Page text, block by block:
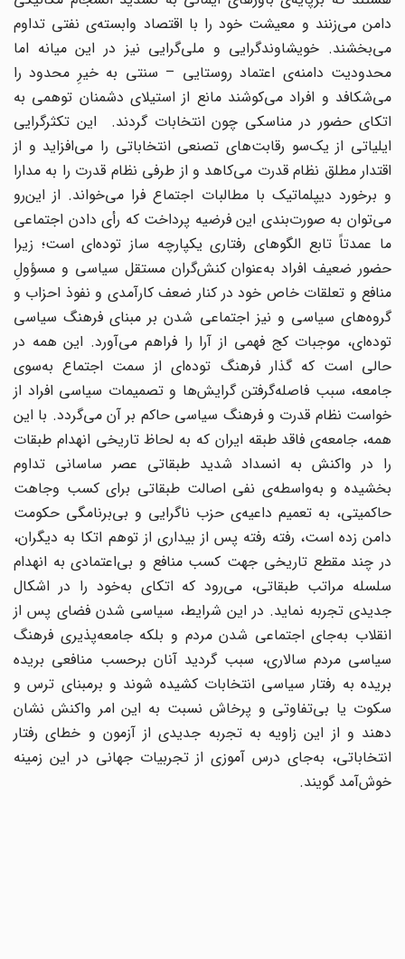
دامن می‌زنند و معیشت خود را با اقتصاد وابسته‌‌ی نفتی تداوم
می‌بخشند. خویشاوند‌گرایی و ملی‌گرایی نیز در این میانه اما
محدودیت دامنه‌ی اعتماد روستایی – سنتی به خیرِ محدود را
می‌شکافد و افراد می‌کوشند مانع از استیلای دشمنان توهمی به
اتکای حضور در مناسکی چون انتخابات گردند. این تکثر‌گرایی
ایلیاتی از یک‌سو رقابت‌های تصنعی انتخاباتی را می‌افزاید و از
اقتدار مطلق نظام قدرت می‌کاهد و از طرفی نظام قدرت را به مدارا
و برخورد دیپلماتیک با مطالبات اجتماع فرا می‌خواند. از این‌رو
می‌توان به صورت‌بندی این فرضیه پرداخت که رأی دادن اجتماعی
ما عمدتاً تابع الگوهای رفتاری یکپارچه ساز توده‌ای است؛ زیرا
حضور ضعیف افراد به‌عنوان کنش‌گران مستقل سیاسی و مسؤولِ
منافع و تعلقات خاص خود در کنار ضعف کارآمدی و نفوذ احزاب و
گروه‌های سیاسی و نیز اجتماعی شدن بر مبنای فرهنگ سیاسی
توده‌ای، موجبات کج فهمی از آرا را فراهم می‌آورد. این همه در
حالی است که گذار فرهنگ توده‌ای از سمت اجتماع به‌سوی
جامعه، سبب فاصله‌گرفتن گرایش‌ها و تصمیمات سیاسی افراد از
خواست نظام قدرت و فرهنگ سیاسی حاکم بر آن می‌گردد. با این
همه، جامعه‌ی فاقد طبقه ایران که به لحاظ تاریخی انهدام طبقات
را در واکنش به انسداد شدید طبقاتی عصر ساسانی تداوم
بخشیده و به‌واسطه‌ی نفی اصالت طبقاتی برای کسب وجاهت
حاکمیتی، به تعمیم داعیه‌ی حزب ناگرایی و بی‌برنامگی حکومت
دامن زده است، رفته رفته پس از بیداری از توهم اتکا به دیگران،
در چند مقطع تاریخی جهت کسب منافع و بی‌اعتمادی به انهدام
سلسله مراتب طبقاتی، می‌رود که اتکای به‌خود را در اشکال
جدیدی تجربه نماید. در این شرایط، سیاسی شدن فضای پس از
انقلاب به‌جای اجتماعی شدن مردم و بلکه جامعه‌پذیری فرهنگ
سیاسی مردم سالاری، سبب گردید آنان برحسب منافعی بریده
بریده به رفتار سیاسی انتخابات کشیده شوند و برمبنای ترس و
سکوت یا بی‌تفاوتی و پرخاش نسبت به این امر واکنش نشان
دهند و از این زاویه به تجربه جدیدی از آزمون و خطای رفتار
انتخاباتی، به‌جای درس آموزی از تجربیات جهانی در این زمینه
خوش‌آمد گویند.